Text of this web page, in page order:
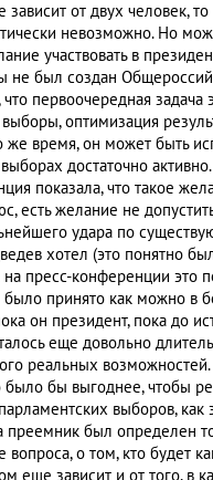
от двух человек,
невозможно. Но
участвовать в
не был создан
первоочередная задача
оптимизация
же время, он может быть
достаточно
показала, что такое
есть желание не
удара по
хотел (это понятно
пресс-конференции это
принято как можно в
он президент, пока до
еще довольно
реальных
было бы выгоднее, чтобы
выборов,
преемник был определен
вопроса, о том, кто будет
еще зависит и от того, в